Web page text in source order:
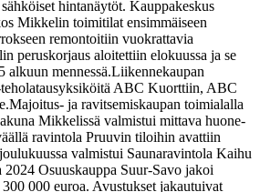
hintanäytöt. Kauppakeskus
Mikkelin toimitilat ensimmäiseen
remontoitiin vuokrattavia
peruskorjaus aloitettiin elokuussa ja se
alkuun mennessä.Liikennekaupan
ABC Kuorttiin, ABC
Majoitus- ja ravitsemiskaupan toimialalla
Mikkelissä valmistui mittava huone-
ravintola Pruuvin tiloihin avattiin
valmistui Saunaravintola Kaihu
2024 Osuuskauppa Suur-Savo jakoi
000 euroa. Avustukset jakautuivat